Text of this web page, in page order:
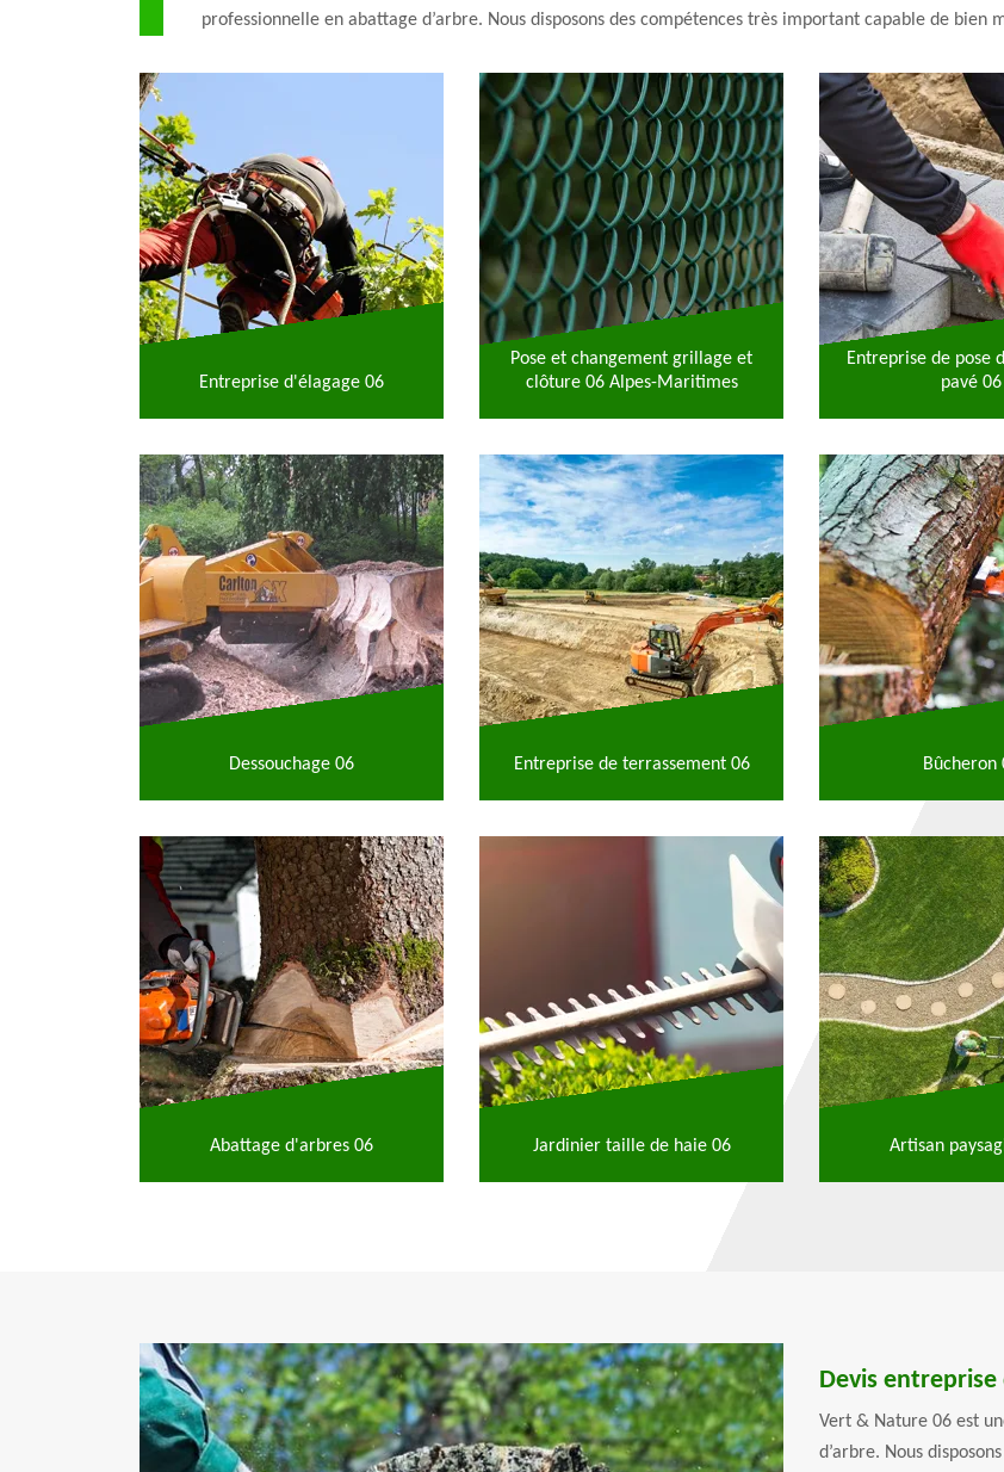
professionnelle en abattage d’arbre. Nous disposons des compétences très important capable de
Entreprise d'élagage 06
Pose et changement grillage et
clôture 06 Alpes-Maritimes
Entreprise de pose
pavé 06
Dessouchage 06 Entreprise de terrassement 06 Bûcheron
Abattage d'arbres 06 Jardinier taille de haie 06 Artisan
Devis entreprise
Vert & Nature 06 est
d’arbre. Nous